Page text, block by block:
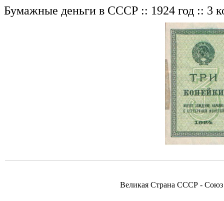
Бумажные деньги в СССР :: 1924 год :: 3
Великая Страна СССР - Союз